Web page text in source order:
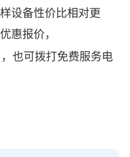
设备性价比相对更
惠报价，
，也可拨打免费服务电